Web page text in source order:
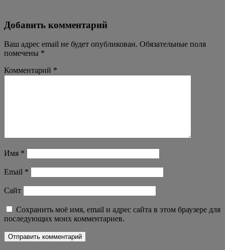
Добавить комментарий
Ваш адрес email не будет опубликован. Обязательные поля
помечены *
Комментарий *
Имя *
Email *
Сайт
Сохранить моё имя, email и адрес сайта в этом браузере для
последующих моих комментариев.